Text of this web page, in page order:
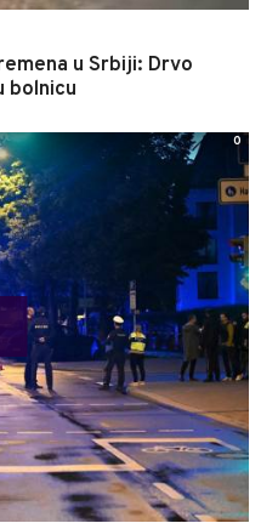
u Srbiji: Drvo
bolnicu
0